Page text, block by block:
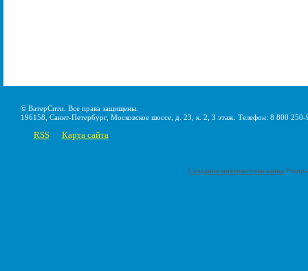
© ВатерСити. Все права защищены.
196158, Санкт-Петербург, Московское шоссе, д. 23, к. 2, 3 этаж. Телефон: 8 800
RSS Карта сайта
Создание интернет-магазина